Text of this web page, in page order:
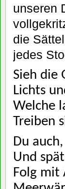
unseren
die
jedes
Sieh die
Lichts
Welche
Treiben
Du
Und
Folg mit